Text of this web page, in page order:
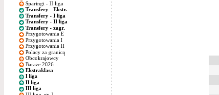
Sparingi - II liga
Transfery - Ekstr.
Transfery - I liga
Transfery - II liga
Transfery - zagr.
Przygotowania E
Przygotowania I
Przygotowania II
Polacy za granicą
Obcokrajowcy
Baraże 2026
Ekstraklasa
I liga
II liga
III liga